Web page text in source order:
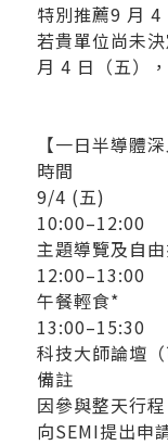
特別推薦9 月 4
若貴單位尚未
月 4 日（五）
【一日半導體深
時間
9/4 (五)
10:00–12:00
主題導覽及自
12:00–13:00
午餐輕食*
13:00–15:30
科技大師論壇
備註
因參與整天行
向SEMI提出申